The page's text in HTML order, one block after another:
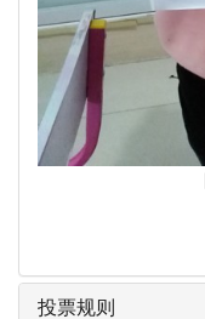
投票规则